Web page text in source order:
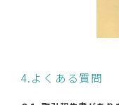
4.よくある質問